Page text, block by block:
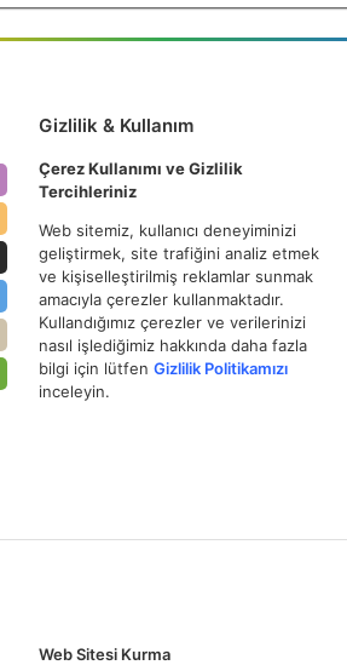
Gizlilik & Kullanım
Çerez Kullanımı ve Gizlilik
Tercihleriniz
Web sitemiz, kullanıcı deneyiminizi
geliştirmek, site trafiğini analiz etmek
ve kişiselleştirilmiş reklamlar sunmak
amacıyla çerezler kullanmaktadır.
Kullandığımız çerezler ve verilerinizi
nasıl işlediğimiz hakkında daha fazla
bilgi için lütfen Gizlilik Politikamızı
inceleyin.
Web Sitesi Kurma